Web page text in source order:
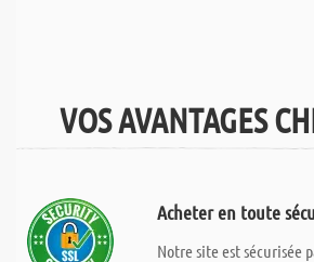
VOS AVANTAGES
Acheter en toute
Notre site est sécurisée